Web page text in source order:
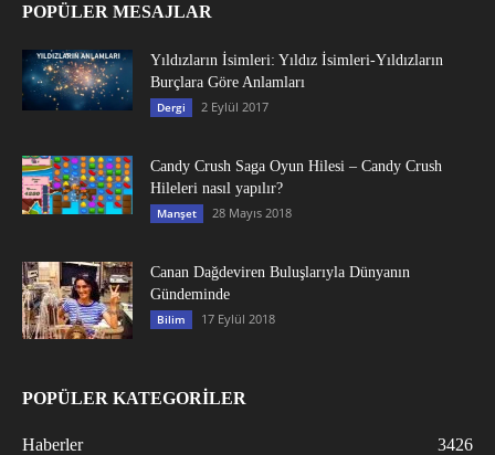
POPÜLER MESAJLAR
Yıldızların İsimleri: Yıldız İsimleri-Yıldızların
Burçlara Göre Anlamları
Dergi 2 Eylül 2017
Candy Crush Saga Oyun Hilesi – Candy Crush
Hileleri nasıl yapılır?
Manşet 28 Mayıs 2018
Canan Dağdeviren Buluşlarıyla Dünyanın
Gündeminde
Bilim 17 Eylül 2018
POPÜLER KATEGORİLER
Haberler
3426